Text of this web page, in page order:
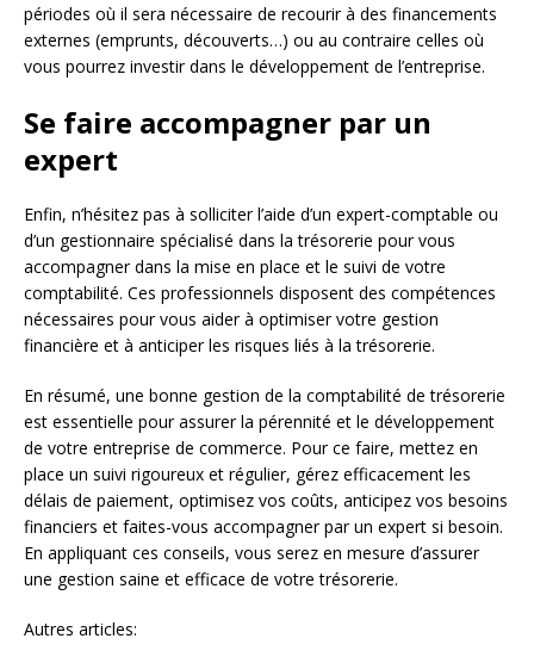
périodes où il sera nécessaire de recourir à des financements
externes (emprunts, découverts…) ou au contraire celles où
vous pourrez investir dans le développement de l’entreprise.
Se faire accompagner par un
expert
Enfin, n’hésitez pas à solliciter l’aide d’un expert-comptable ou
d’un gestionnaire spécialisé dans la trésorerie pour vous
accompagner dans la mise en place et le suivi de votre
comptabilité. Ces professionnels disposent des compétences
nécessaires pour vous aider à optimiser votre gestion
financière et à anticiper les risques liés à la trésorerie.
En résumé, une bonne gestion de la comptabilité de trésorerie
est essentielle pour assurer la pérennité et le développement
de votre entreprise de commerce. Pour ce faire, mettez en
place un suivi rigoureux et régulier, gérez efficacement les
délais de paiement, optimisez vos coûts, anticipez vos besoins
financiers et faites-vous accompagner par un expert si besoin.
En appliquant ces conseils, vous serez en mesure d’assurer
une gestion saine et efficace de votre trésorerie.
Autres articles: